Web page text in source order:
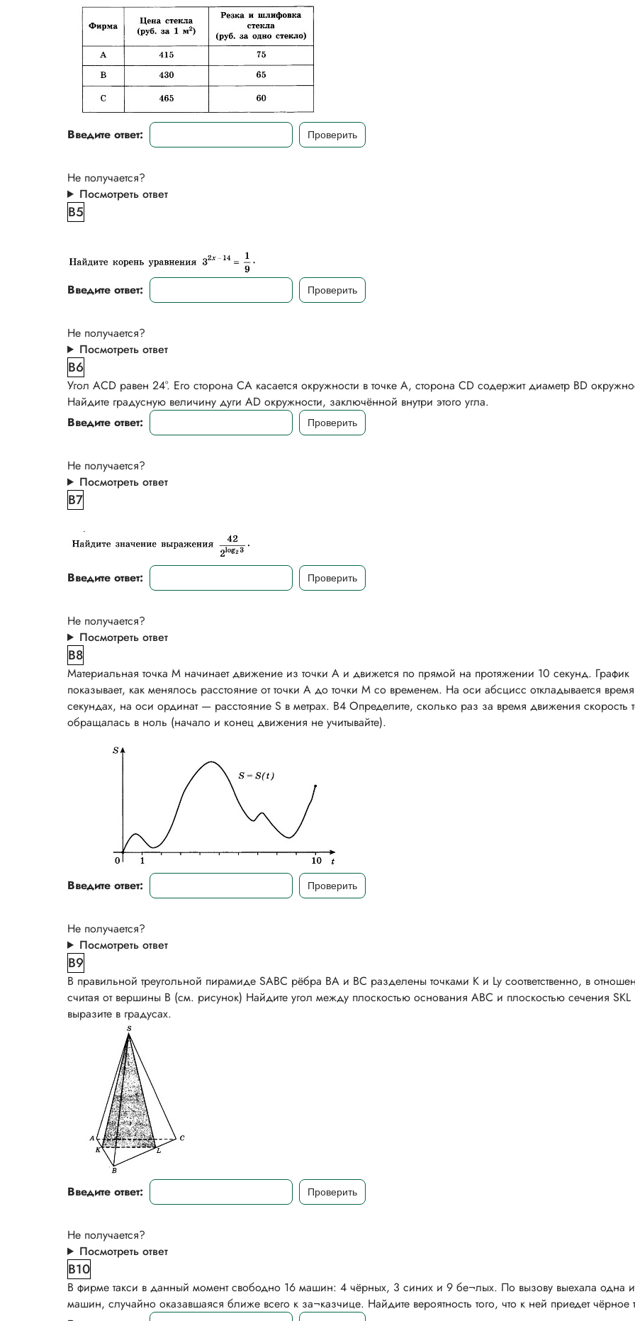
Введите ответ:
Не получается?
Посмотреть ответ
B5
Введите ответ:
Не получается?
Посмотреть ответ
B6
Угол ACD равен 24°. Его сторона СА касается окружности в точке А, сторона CD содержит диаметр BD
Найдите градусную величину дуги AD окружности, заключённой внутри этого угла.
Введите ответ:
Не получается?
Посмотреть ответ
B7
Введите ответ:
Не получается?
Посмотреть ответ
B8
Материальная точка М начинает движение из точки А и движется по прямой на протяжении 10 секунд. График
показывает, как менялось расстояние от точки А до точки М со временем. На оси абсцисс откладывается
секундах, на оси ординат — расстояние S в метрах. В4 Определите, сколько раз за время движения скорость
обращалась в ноль (начало и конец движения не учитывайте).
Введите ответ:
Не получается?
Посмотреть ответ
B9
В правильной треугольной пирамиде SABC рёбра ВА и ВС разделены точками К и Ly соответственно, в
считая от вершины В (см. рисунок) Найдите угол между плоскостью основания ABC и плоскостью сечения SKL
выразите в градусах.
Введите ответ:
Не получается?
Посмотреть ответ
B10
В фирме такси в данный момент свободно 16 машин: 4 чёрных, 3 синих и 9 бе¬лых. По вызову выехала одна
машин, случайно оказавшаяся ближе всего к за¬казчице. Найдите вероятность того, что к ней приедет чёрное